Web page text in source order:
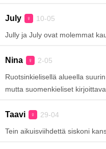
July ♀ 10-05
Jully ja July ovat molemmat
Nina ♀ 2-05
Ruotsinkielisellä alueella
mutta suomenkieliset
Taavi ♀ 29-04
Tein aikuisviihdettä siskoni